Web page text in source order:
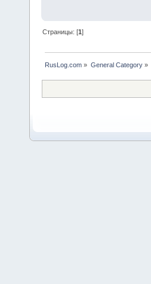
Страницы: [1]
RusLog.com » General Category»